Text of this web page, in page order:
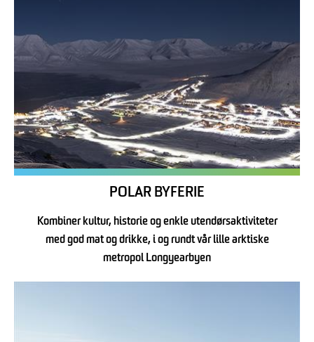
POLAR BYFERIE
Kombiner kultur, historie og enkle utendørsaktiviteter
med god mat og drikke, i og rundt vår lille arktiske
metropol Longyearbyen